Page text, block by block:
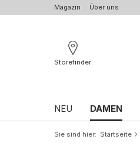
Magazin Über uns
Storefinder
NEU DAMEN
Sie sind hier Startseite